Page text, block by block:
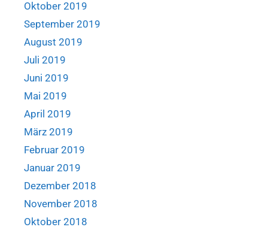
Oktober 2019
September 2019
August 2019
Juli 2019
Juni 2019
Mai 2019
April 2019
März 2019
Februar 2019
Januar 2019
Dezember 2018
November 2018
Oktober 2018